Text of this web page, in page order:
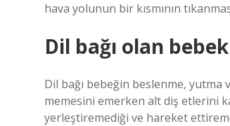
hava yolunun bir kısmının
Dil bağı olan
Dil bağı bebeğin beslenme,
memesini emerken alt diş etlerini
yerleştiremediği ve hareket